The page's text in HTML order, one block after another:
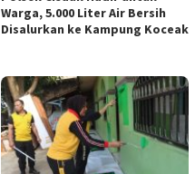
Warga, 5.000 Liter Air Bersih
Disalurkan ke Kampung Koceak